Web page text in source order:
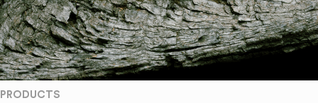
PRODUCTS